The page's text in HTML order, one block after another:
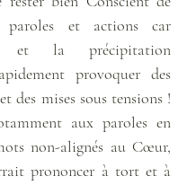
paroles et actions car
et la précipitation
provoquer des
des mises sous tensions !
aux paroles en
non-alignés au Cœur,
prononcer à tort et à